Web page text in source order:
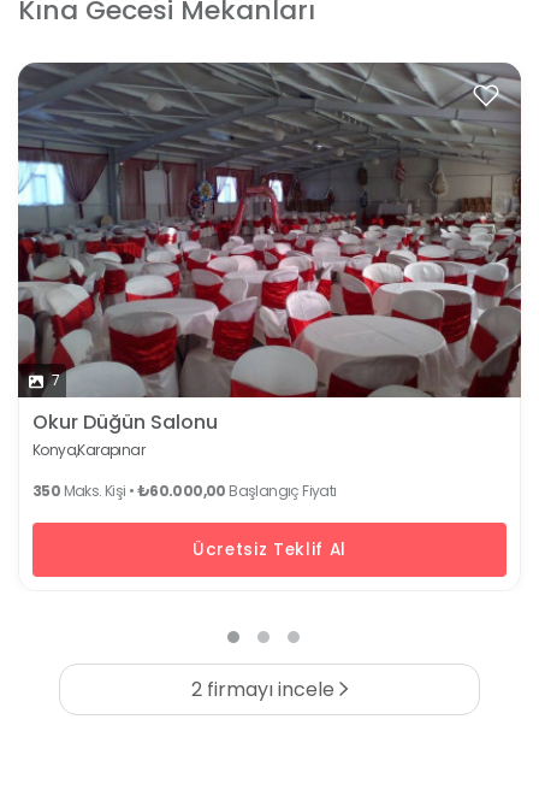
Kına Gecesi Mekanları
7
Okur Düğün Salonu
Konya,Karapınar
350 Maks. Kişi •₺60.000,00 Başlangıç Fiyatı
Ücretsiz Teklif Al
2 firmayı incele